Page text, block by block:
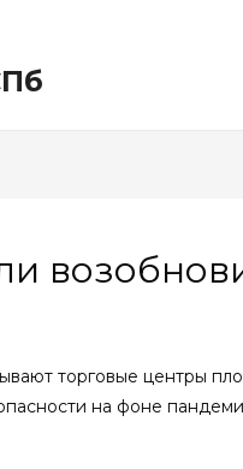
торговые центры
на фоне